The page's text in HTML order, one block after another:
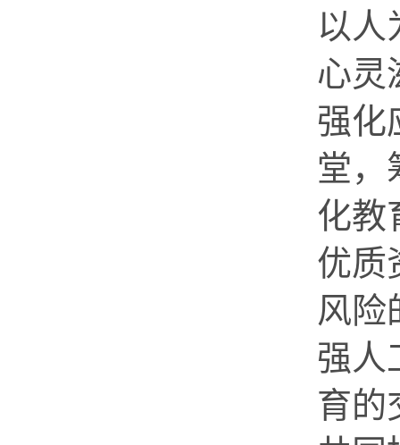
以人
心灵
强化
堂，
化教
优质
风险
强人
育的